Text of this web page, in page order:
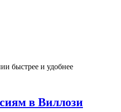
быстрее и удобнее
в Виллози